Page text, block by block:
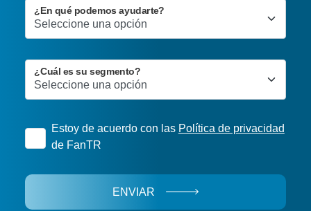
¿En qué podemos ayudarte?
¿Cuál es su segmento?
Estoy de acuerdo con las Política de privacidad
de FanTR
ENVIAR